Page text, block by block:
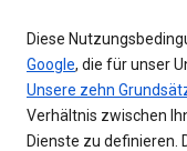
Diese
Google, die für unser
Unsere zehn
Verhältnis zwischen
Dienste zu definieren.